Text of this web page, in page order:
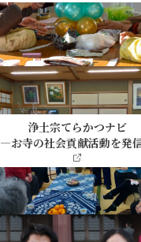
浄土宗てらかつナビ
―お寺の社会貢献活動を発